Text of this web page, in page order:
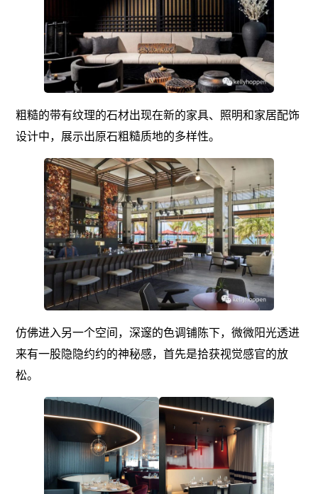
粗糙的带有纹理的石材出现在新的家具、照明和家居配饰
设计中，展示出原石粗糙质地的多样性。
仿佛进入另一个空间，深邃的色调铺陈下，微微阳光透进
来有一股隐隐约约的神秘感，首先是拾获视觉感官的放
松。